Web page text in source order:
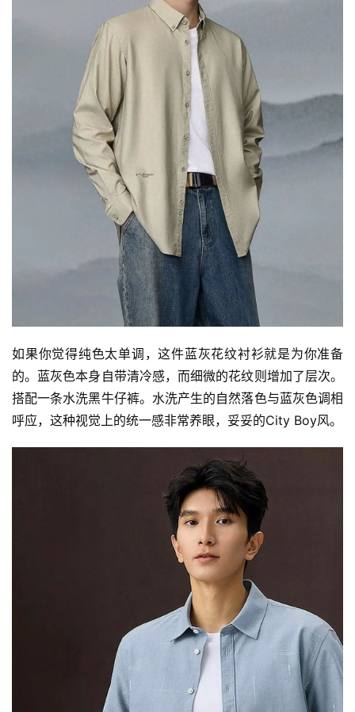
如果你觉得纯色太单调，这件蓝灰花纹衬衫就是为你准备
的。蓝灰色本身自带清冷感，而细微的花纹则增加了层次。
搭配一条水洗黑牛仔裤。水洗产生的自然落色与蓝灰色调相
呼应，这种视觉上的统一感非常养眼，妥妥的City Boy风。